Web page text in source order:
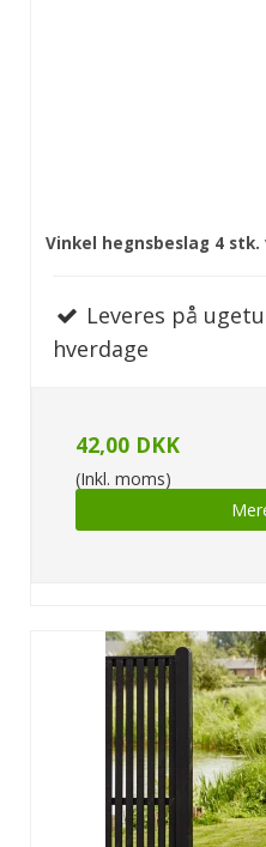
Vinkel hegnsbeslag 4
Leveres på
hverdage
42,00 DKK
(Inkl. moms)